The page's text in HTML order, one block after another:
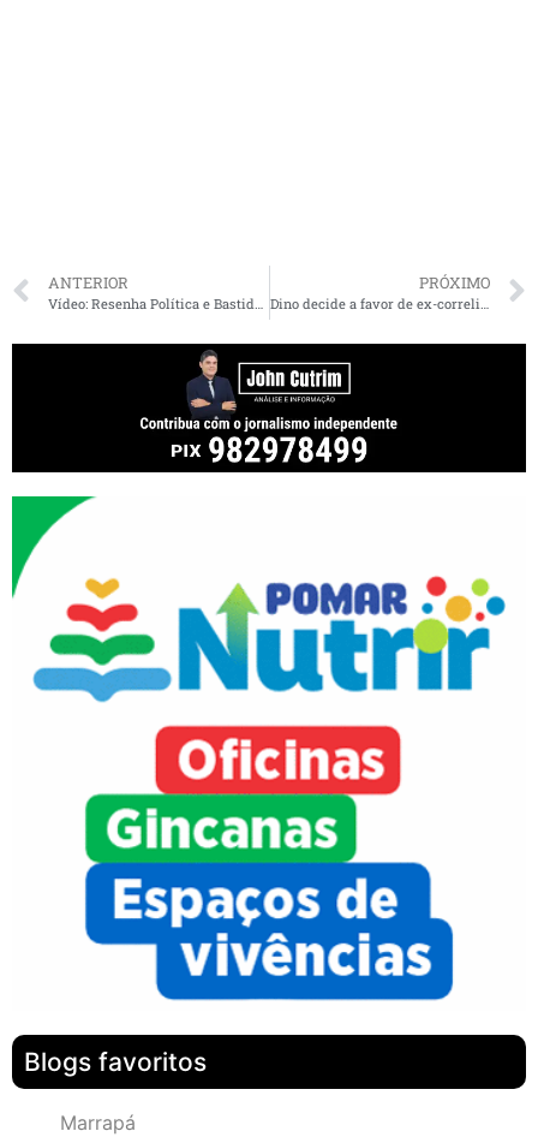
ANTERIOR
Vídeo: Resenha Política e Bastidores ao Vivo quente da política
PRÓXIMO
Dino decide a favor de ex-correligionário e tira adversários da disputa pelo Governo
Blogs favoritos
Marrapá